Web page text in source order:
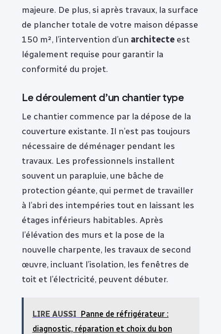
majeure. De plus, si après travaux, la surface
de plancher totale de votre maison dépasse
150 m², l’intervention d’un architecte est
légalement requise pour garantir la
conformité du projet.
Le déroulement d’un chantier type
Le chantier commence par la dépose de la
couverture existante. Il n’est pas toujours
nécessaire de déménager pendant les
travaux. Les professionnels installent
souvent un parapluie, une bâche de
protection géante, qui permet de travailler
à l’abri des intempéries tout en laissant les
étages inférieurs habitables. Après
l’élévation des murs et la pose de la
nouvelle charpente, les travaux de second
œuvre, incluant l’isolation, les fenêtres de
toit et l’électricité, peuvent débuter.
LIRE AUSSI Panne de réfrigérateur :
diagnostic, réparation et choix du bon